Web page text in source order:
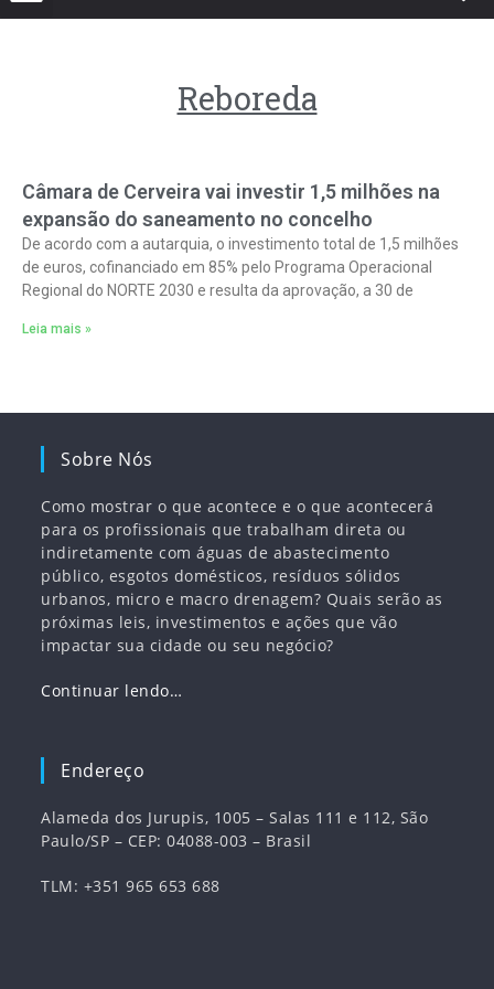
Reboreda
Câmara de Cerveira vai investir 1,5 milhões na
expansão do saneamento no concelho
De acordo com a autarquia, o investimento total de 1,5 milhões
de euros, cofinanciado em 85% pelo Programa Operacional
Regional do NORTE 2030 e resulta da aprovação, a 30 de
Leia mais »
Sobre Nós
Como mostrar o que acontece e o que acontecerá
para os profissionais que trabalham direta ou
indiretamente com águas de abastecimento
público, esgotos domésticos, resíduos sólidos
urbanos, micro e macro drenagem? Quais serão as
próximas leis, investimentos e ações que vão
impactar sua cidade ou seu negócio?
Continuar lendo…
Endereço
Alameda dos Jurupis, 1005 – Salas 111 e 112, São
Paulo/SP – CEP: 04088-003 – Brasil
TLM: +351 965 653 688